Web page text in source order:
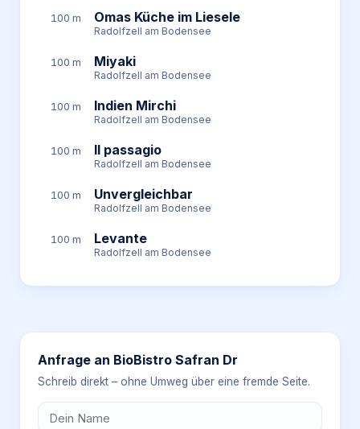
100 m Omas Küche im Liesele
Radolfzell am Bodensee
100 m Miyaki
Radolfzell am Bodensee
100 m Indien Mirchi
Radolfzell am Bodensee
100 m Il passagio
Radolfzell am Bodensee
100 m Unvergleichbar
Radolfzell am Bodensee
100 m Levante
Radolfzell am Bodensee
Anfrage an BioBistro Safran Dr
Schreib direkt – ohne Umweg über eine fremde Seite.